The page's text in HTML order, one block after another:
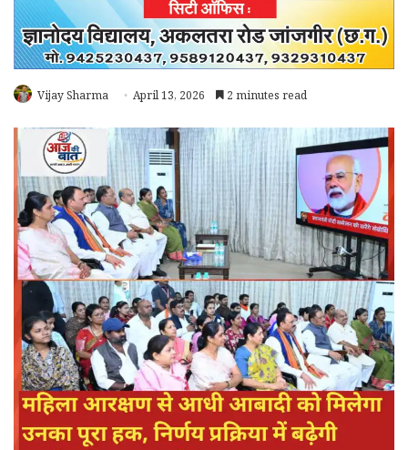
Vijay Sharma April 13, 2026 2 minutes read